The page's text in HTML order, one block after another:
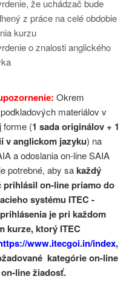
že uchádzač bude
z práce na celé obdobie
kurzu
o znalosti anglického
Okrem
materiálov v
forme (1 sada originálov + 1
v anglickom jazyku) na
a odoslania on-line SAIA
potrebné, aby sakaždý
prihlásil on-line priamo do
systému ITEC -
je pri každom
kurze, ktorý ITEC
www.itecgoi.in/index,
kategórie on-line
line žiadosť.